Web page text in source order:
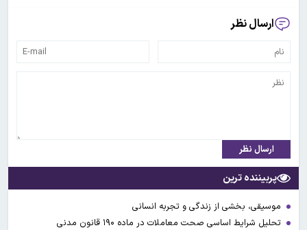
ارسال نظر
ارسال نظر
پربیننده ترین
موسیقی، بخشی از زندگی و تجربه انسانی
تحلیل شرایط اساسی صحت معاملات در ماده ۱۹۰ قانون مدنی